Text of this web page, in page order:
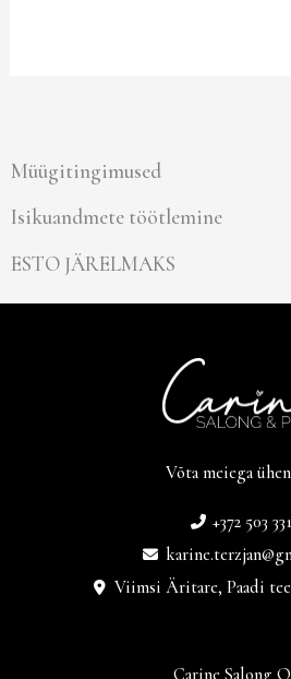
Müügitingimused
Isikuandmete töötlemine
ESTO JÄRELMAKS
Võta meiega
+372 503
Viimsi Äritare, Paadi tee